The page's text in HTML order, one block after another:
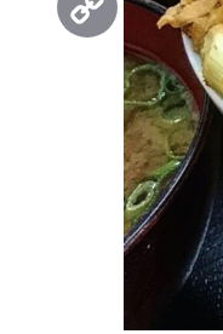
Copy
Link